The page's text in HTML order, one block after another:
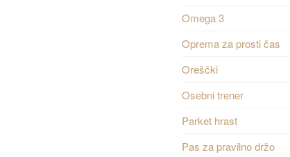
Omega 3
Oprema za prosti čas
Oreščki
Osebni trener
Parket hrast
Pas za pravilno držo